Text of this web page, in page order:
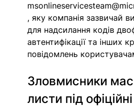
, яку компанія зазвичай
для надсилання кодів
автентифікації та інших
повідомлень
Зловмисники
листи під офіційні